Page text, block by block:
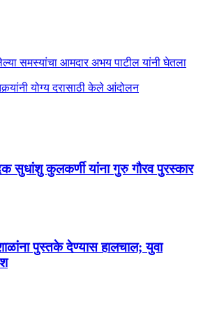
समस्यांचा आमदार अभय पाटील यांनी घेतला
योग्य दरासाठी केले आंदोलन
सुधांशु कुलकर्णी यांना गुरु गौरव पुरस्कार
पुस्तके देण्यास हालचाल; युवा